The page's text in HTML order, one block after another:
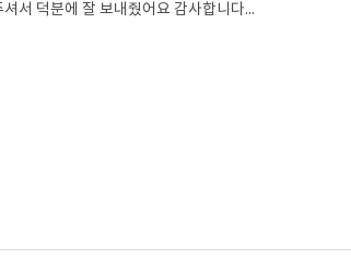
서 덕분에 잘 보내줬어요 감사합니다...